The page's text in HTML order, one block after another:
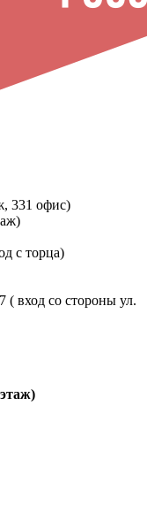
331 офис)
с торца)
( вход со стороны ул.